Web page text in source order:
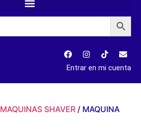
Entrar en mi cuenta
MAQUINAS SHAVER / MAQUINA